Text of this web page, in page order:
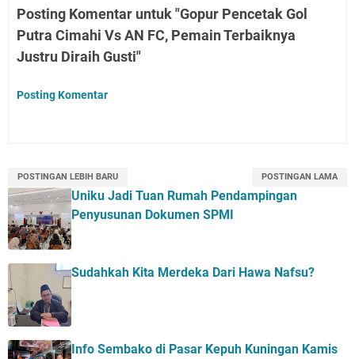
Posting Komentar untuk "Gopur Pencetak Gol
Putra Cimahi Vs AN FC, Pemain Terbaiknya
Justru Diraih Gusti"
Posting Komentar
POSTINGAN LEBIH BARU POSTINGAN LAMA
Uniku Jadi Tuan Rumah Pendampingan
Penyusunan Dokumen SPMI
Sudahkah Kita Merdeka Dari Hawa Nafsu?
Info Sembako di Pasar Kepuh Kuningan Kamis